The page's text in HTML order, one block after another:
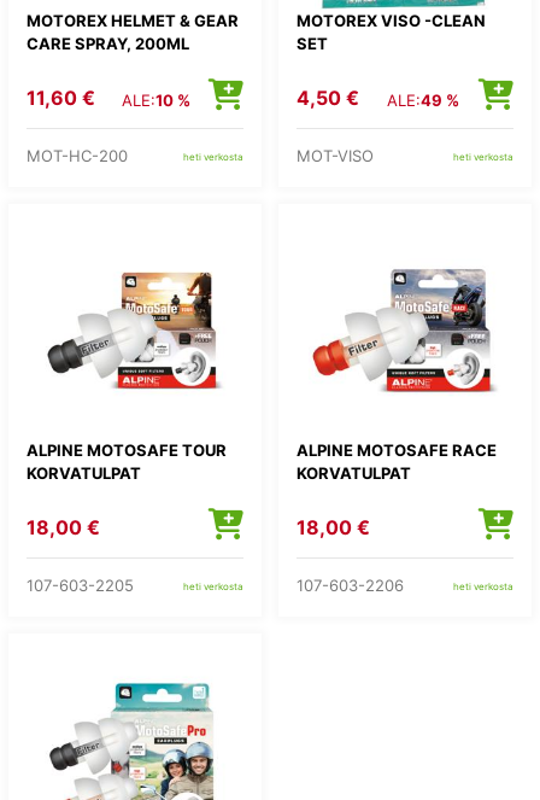
MOTOREX HELMET & GEAR
CARE SPRAY, 200ML
11,60 € ALE:10 %
MOT-HC-200 heti verkosta
MOTOREX VISO -CLEAN
SET
4,50 € ALE:49 %
MOT-VISO heti verkosta
ALPINE MOTOSAFE TOUR
KORVATULPAT
18,00 €
107-603-2205 heti verkosta
ALPINE MOTOSAFE RACE
KORVATULPAT
18,00 €
107-603-2206 heti verkosta